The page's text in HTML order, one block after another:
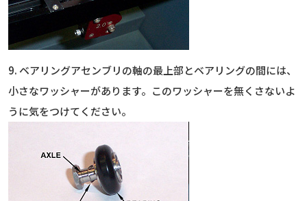
9. ベアリングアセンブリの軸の最上部とベアリングの間には、
小さなワッシャーがあります。このワッシャーを無くさないよ
うに気をつけてください。